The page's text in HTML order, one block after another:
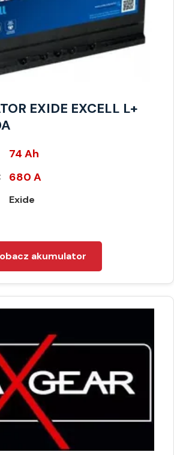
EXIDE EXCELL L+
74 Ah
680 A
Exide
akumulator